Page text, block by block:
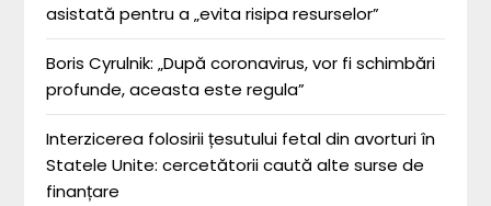
asistată pentru a „evita risipa resurselor”
Boris Cyrulnik: „După coronavirus, vor fi schimbări
profunde, aceasta este regula”
Interzicerea folosirii țesutului fetal din avorturi în
Statele Unite: cercetătorii caută alte surse de
finanțare